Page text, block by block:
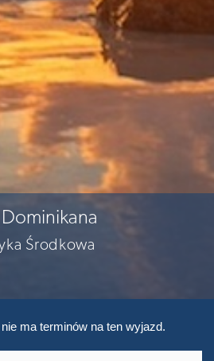
Środkowa
ma terminów na ten wyjazd.